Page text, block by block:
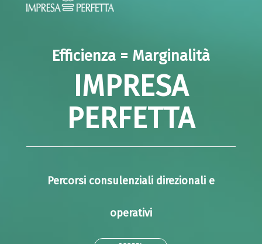
Efficienza = Marginalità
IMPRESA
PERFETTA
Percorsi consulenziali direzionali e
operativi